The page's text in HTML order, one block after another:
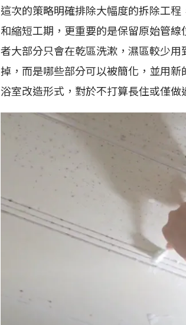
這次的策略明確排除大幅度的拆除工
和縮短工期，更重要的是保留原始管
者大部分只會在乾區洗漱，濕區較少
掉，而是哪些部分可以被簡化，並用
浴室改造形式，對於不打算長住或僅